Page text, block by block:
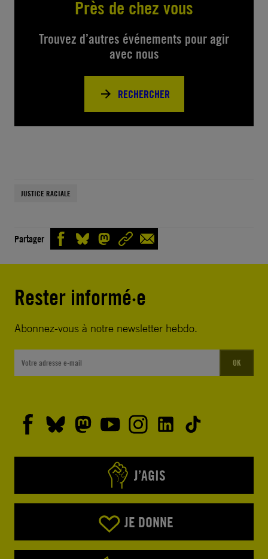
Près de chez vous
Trouvez d’autres événements pour agir
avec nous
RECHERCHER
JUSTICE RACIALE
Partager
Rester informé·e
Abonnez-vous à notre newsletter hebdo.
OK
J’AGIS
JE DONNE